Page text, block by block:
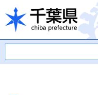
千葉県